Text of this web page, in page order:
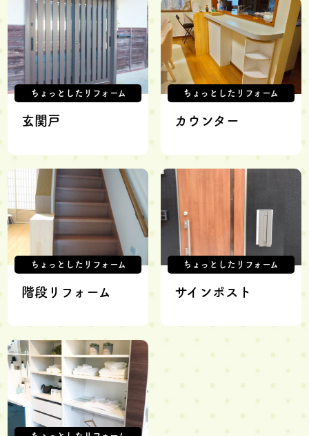
玄関戸
ちょっとしたリフォーム
カウンター
ちょっとしたリフォーム
階段リフォーム
ちょっとしたリフォーム
サインポスト
ちょっとしたリフォーム